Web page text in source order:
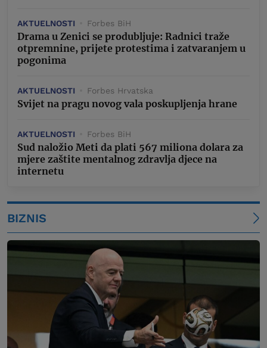
AKTUELNOSTI Forbes BiH
Drama u Zenici se produbljuje: Radnici traže
otpremnine, prijete protestima i zatvaranjem u
pogonima
AKTUELNOSTI Forbes Hrvatska
Svijet na pragu novog vala poskupljenja hrane
AKTUELNOSTI Forbes BiH
Sud naložio Meti da plati 567 miliona dolara za
mjere zaštite mentalnog zdravlja djece na
internetu
BIZNIS